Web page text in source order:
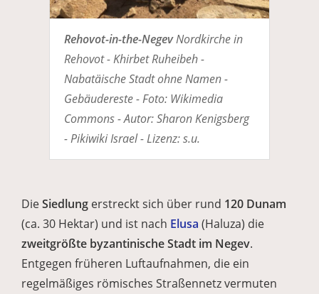
Rehovot-in-the-NegevNordkirche in
Rehovot - Khirbet Ruheibeh -
Nabatäische Stadt ohne Namen -
Gebäudereste - Foto: Wikimedia
Commons - Autor: Sharon Kenigsberg
- Pikiwiki Israel - Lizenz: s.u.
DieSiedlung erstreckt sich über rund 120 Dunam
(ca. 30 Hektar) und ist nach Elusa (Haluza) die
zweitgrößte byzantinische Stadt im Negev.
Entgegen früheren Luftaufnahmen, die ein
regelmäßiges römisches Straßennetz vermuten